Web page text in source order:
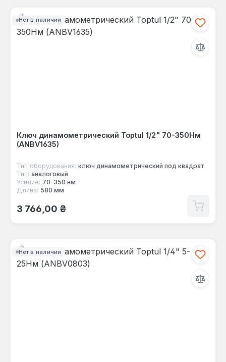
Нет в наличии
Ключ динамометрический Toptul 1/2" 70-350Нм
(ANBV1635)
Тип оборудования: ключ динамометрический под квадрат
Тип: аналоговый
Усилие: 70-350 нм
Длина: 580 мм
Обычная цена:
3 766,00 ₴
Нет в наличии